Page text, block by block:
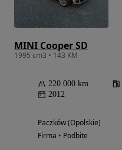
MINI Cooper SD
1995 cm3 • 143 KM
220 000 km
2012
Paczków (Opolskie)
Firma • Podbite